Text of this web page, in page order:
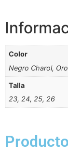
Color
Negro Charol, Oro
Talla
23, 24, 25, 26